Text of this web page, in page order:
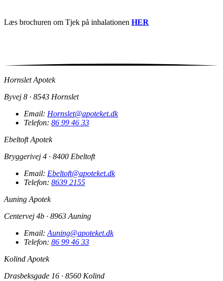
Læs brochuren om Tjek på inhalationen HER
Hornslet Apotek
Byvej 8 · 8543 Hornslet
Email: Hornslet@apoteket.dk
Telefon: 86 99 46 33
Ebeltoft Apotek
Bryggerivej 4 · 8400 Ebeltoft
Email: Ebeltoft@apoteket.dk
Telefon: 8639 2155
Auning Apotek
Centervej 4b · 8963 Auning
Email: Auning@apoteket.dk
Telefon: 86 99 46 33
Kolind Apotek
Drasbeksgade 16 · 8560 Kolind